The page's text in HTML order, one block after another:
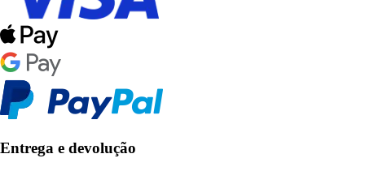
Entrega e devolução